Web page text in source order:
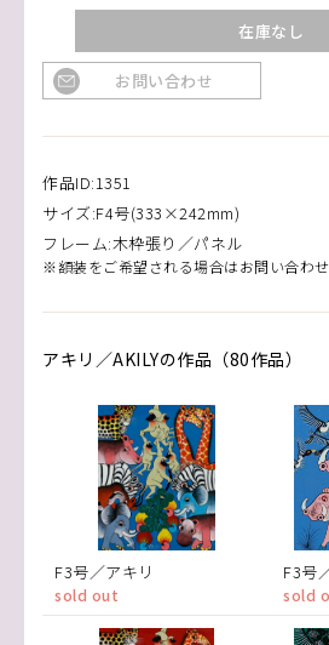
在庫なし
お問い合わせ
作品ID:1351
サイズ:F4号(333×242mm)
フレーム:木枠張り／パネル
※額装をご希望される場合はお問い合わせ
アキリ／AKILYの作品（80作品）
F3号／アキリ
sold out
F3号
sold